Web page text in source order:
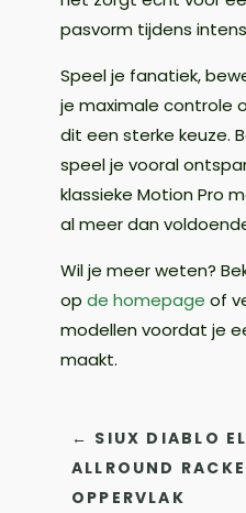
pasvorm tijdens
Speel je fanatiek,
je maximale controle
dit een sterke keuze.
speel je vooral
klassieke Motion Pro
al meer dan
Wil je meer weten?
op de homepage of
modellen voordat je
maakt.
← SIUX DIABLO
ALLROUND
OPPERVLAK